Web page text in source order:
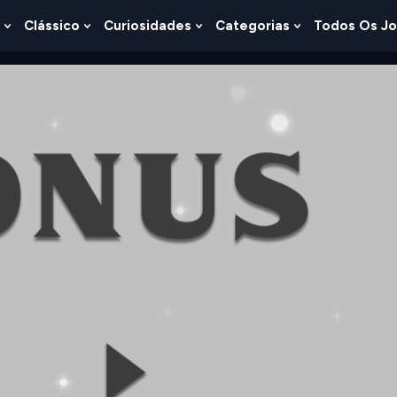
Show
For
Clássico Show
For
Curiosidades Show
For
Categorias Show
For
Todos Os